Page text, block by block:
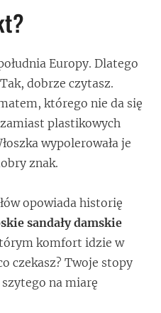
Europy. Dlatego
dobrze czytasz.
którego nie da się
plastikowych
wypolerowała je
znak.
opowiada historię
sandały damskie
komfort idzie w
czekasz? Twoje stopy
na miarę